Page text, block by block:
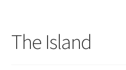
The Island